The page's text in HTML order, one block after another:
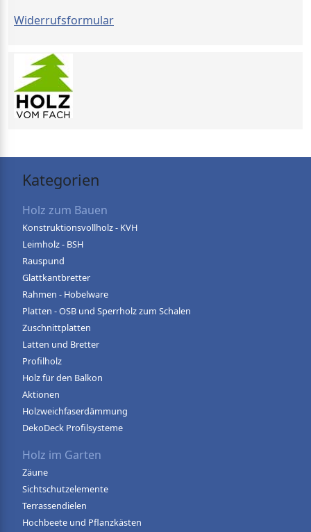
Widerrufsformular
Kategorien
Holz zum Bauen
Konstruktionsvollholz - KVH
Leimholz - BSH
Rauspund
Glattkantbretter
Rahmen - Hobelware
Platten - OSB und Sperrholz zum Schalen
Zuschnittplatten
Latten und Bretter
Profilholz
Holz für den Balkon
Aktionen
Holzweichfaserdämmung
DekoDeck Profilsysteme
Holz im Garten
Zäune
Sichtschutzelemente
Terrassendielen
Hochbeete und Pflanzkästen